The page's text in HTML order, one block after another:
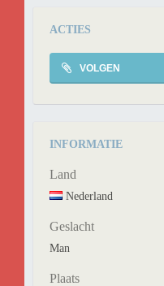
ACTIES
VOLGEN
INFORMATIE
Land
Nederland
Geslacht
Man
Plaats